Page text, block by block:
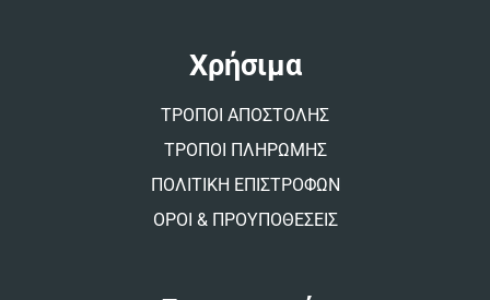
Χρήσιμα
ΤΡΟΠΟΙ ΑΠΟΣΤΟΛΗΣ
ΤΡΟΠΟΙ ΠΛΗΡΩΜΗΣ
ΠΟΛΙΤΙΚΗ ΕΠΙΣΤΡΟΦΩΝ
ΟΡΟΙ & ΠΡΟΥΠΟΘΕΣΕΙΣ